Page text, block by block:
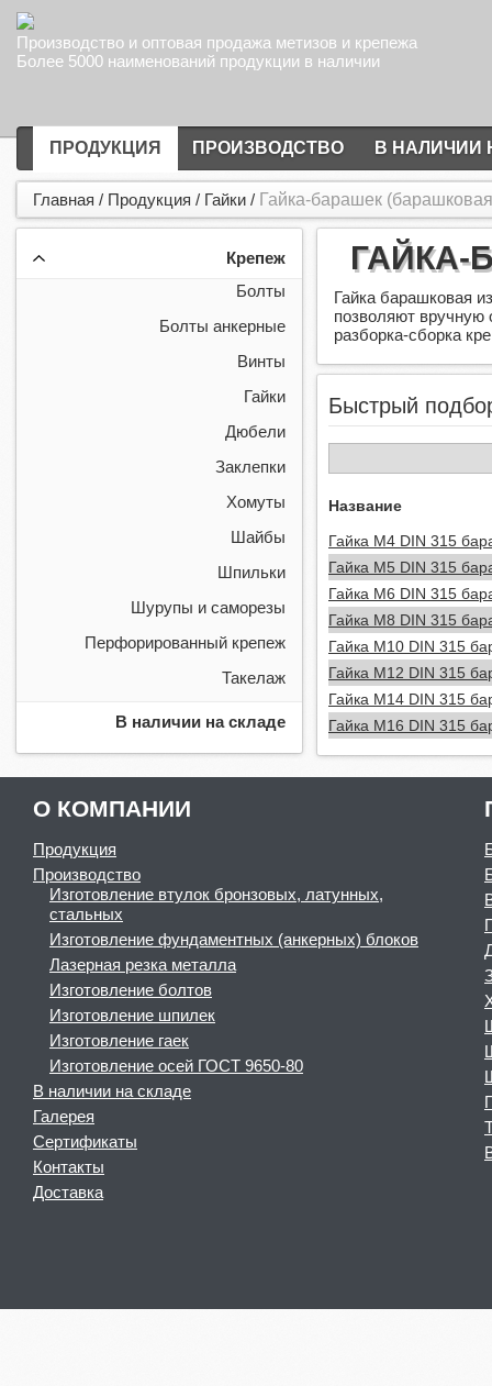
Производство и оптовая продажа метизов и крепежа
Более 5000 наименований продукции в наличии
ПРОДУКЦИЯ ПРОИЗВОДСТВО В НАЛИЧИИ
Главная / Продукция / Гайки / Гайка-барашек
Крепеж
Болты
Болты анкерные
Винты
Гайки
Дюбели
Заклепки
Хомуты
Шайбы
Шпильки
Шурупы и саморезы
Перфорированный крепеж
Такелаж
В наличии на складе
ГАЙКА-
Гайка барашковая
позволяют вручную
разборка-сборка
Быстрый
Название
Гайка М4 DIN 315
Гайка М5 DIN 315
Гайка М6 DIN 315
Гайка М8 DIN 315
Гайка М10 DIN 315
Гайка М12 DIN 315
Гайка М14 DIN 315
Гайка М16 DIN 315
О КОМПАНИИ
Продукция
Производство
Изготовление втулок бронзовых, латунных,
стальных
Изготовление фундаментных (анкерных) блоков
Лазерная резка металла
Изготовление болтов
Изготовление шпилек
Изготовление гаек
Изготовление осей ГОСТ 9650-80
В наличии на складе
Галерея
Сертификаты
Контакты
Доставка